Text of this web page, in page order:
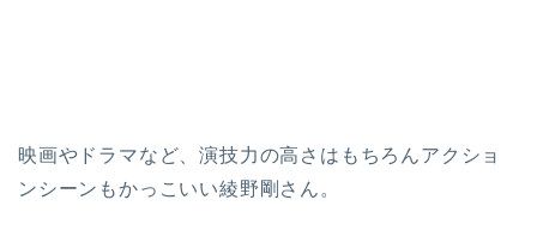
映画やドラマなど、演技力の高さはもちろんアクショ
ンシーンもかっこいい綾野剛さん。